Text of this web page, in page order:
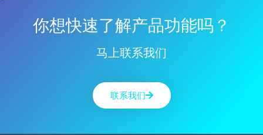
你想快速了解产品功能吗？
马上联系我们
联系我们